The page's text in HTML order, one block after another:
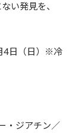
い発見を、
日（日）※冷
・ジアチン／